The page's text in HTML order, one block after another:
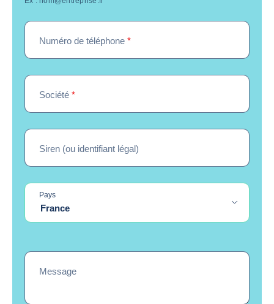
Numéro de téléphone *
Société *
Siren (ou identifiant légal)
Pays
France
Message